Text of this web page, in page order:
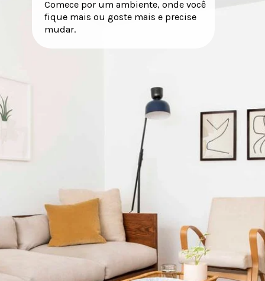
Comece por um ambiente, onde você
fique mais ou goste mais e precise
mudar.